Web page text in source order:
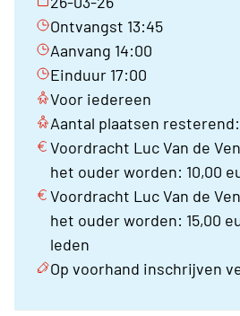
Ontvangst 13:45
Aanvang 14:00
Einduur 17:00
Voor iedereen
Aantal plaatsen
Voordracht Luc Van de
het ouder worden: 10,00
Voordracht Luc Van de
het ouder worden: 15,00
leden
Op voorhand inschrijven